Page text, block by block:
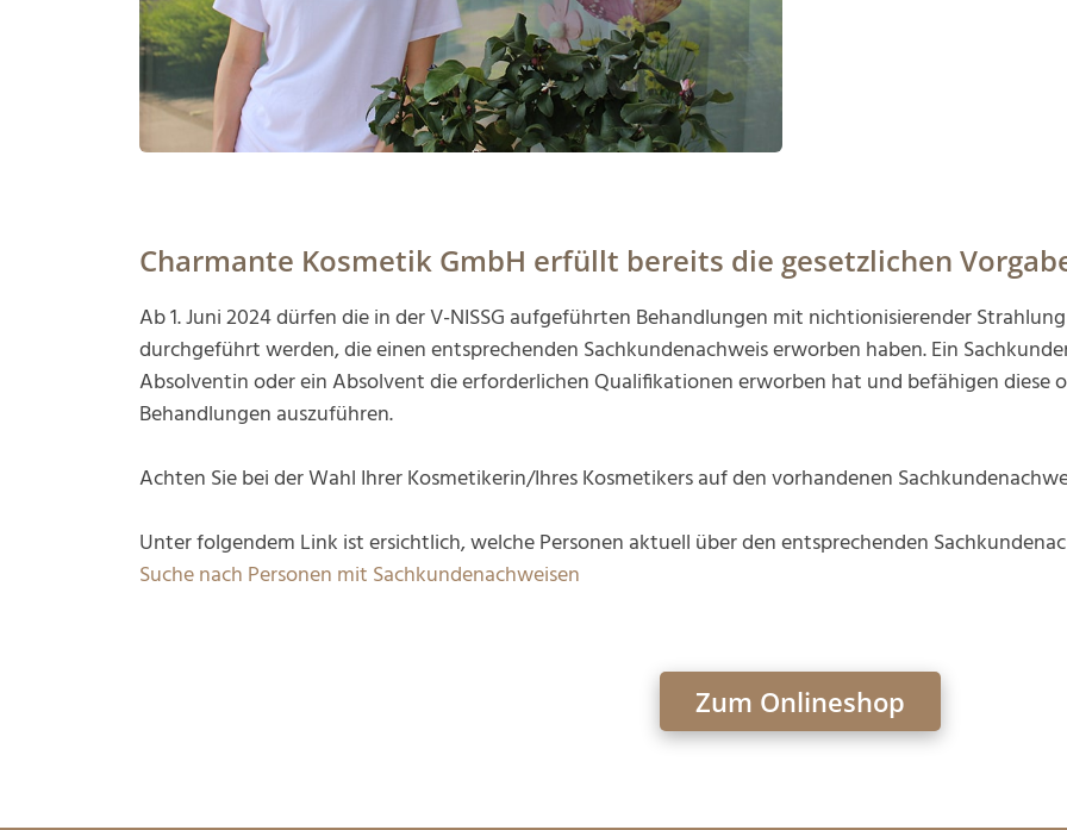
Charmante Kosmetik GmbH erfüllt bereits die gesetzlichen
Ab 1. Juni 2024 dürfen die in der V-NISSG aufgeführten Behandlungen mit nichtionisierender
durchgeführt werden, die einen entsprechenden Sachkundenachweis erworben haben. Ein
Absolventin oder ein Absolvent die erforderlichen Qualifikationen erworben hat und befähigen diese
Behandlungen auszuführen.
Achten Sie bei der Wahl Ihrer Kosmetikerin/Ihres Kosmetikers auf den vorhandenen
Unter folgendem Link ist ersichtlich, welche Personen aktuell über den entsprechenden
Suche nach Personen mit Sachkundenachweisen
Zum Onlineshop